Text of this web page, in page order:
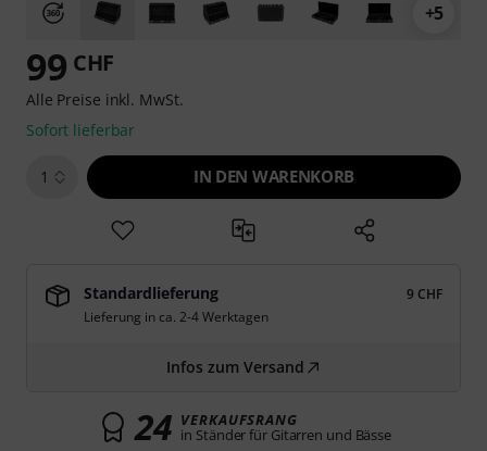
+5
99 CHF
Alle Preise inkl. MwSt.
Sofort lieferbar
1 IN DEN WARENKORB
Standardlieferung
9 CHF
Lieferung in ca. 2-4 Werktagen
Infos zum Versand
24 VERKAUFSRANG
in Ständer für Gitarren und Bässe